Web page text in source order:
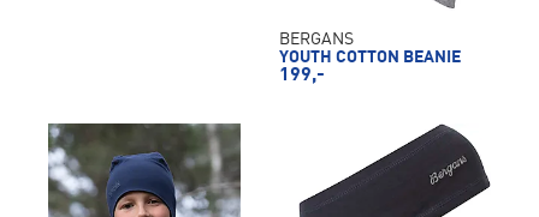
BERGANS
YOUTH COTTON BEANIE
199,-